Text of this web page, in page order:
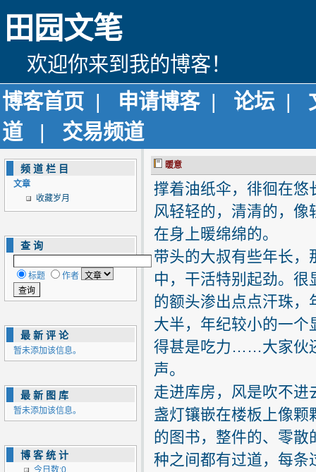
田园文笔
欢迎你来到我的博客！
博客首页 | 申请博客| 论坛 |
道 | 交易频道
频道栏目
文章
收藏岁月
查询
标题 作者
最新评论
暂未添加该信息。
最新图库
暂未添加该信息。
博客统计
今日数:0
暖意
撑着油纸伞，徘徊在悠
风轻轻的，清清的，
在身上暖绵绵的。
带头的大叔有些年长，
中，干活特别起劲。
的额头渗出点点汗珠
大半，年纪较小的一
得甚是吃力……大家伙
声。
走进库房，风是吹不进
盏灯镶嵌在楼板上像
的图书，整件的、零
种之间都有过道，每条